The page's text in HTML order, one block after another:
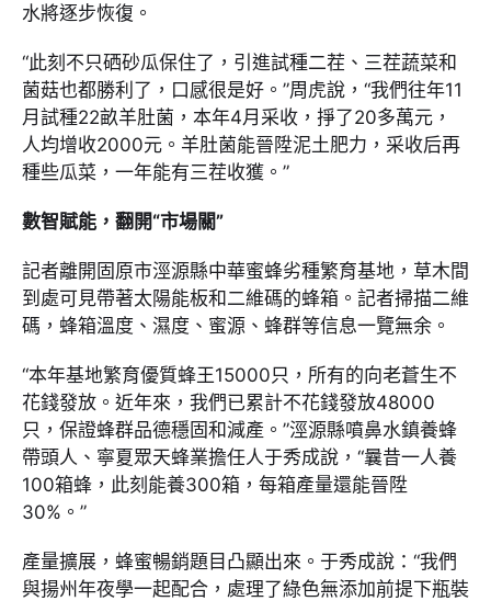
水將逐步恢復。
“此刻不只硒砂瓜保住了，引進試種二茬、三茬蔬菜和
菌菇也都勝利了，口感很是好。”周虎說，“我們往年11
月試種22畝羊肚菌，本年4月采收，掙了20多萬元，
人均增收2000元。羊肚菌能晉陞泥土肥力，采收后再
種些瓜菜，一年能有三茬收獲。”
數智賦能，翻開“市場關”
記者離開固原市涇源縣中華蜜蜂劣種繁育基地，草木間
到處可見帶著太陽能板和二維碼的蜂箱。記者掃描二維
碼，蜂箱溫度、濕度、蜜源、蜂群等信息一覽無余。
“本年基地繁育優質蜂王15000只，所有的向老蒼生不
花錢發放。近年來，我們已累計不花錢發放48000
只，保證蜂群品德穩固和減產。”涇源縣噴鼻水鎮養蜂
帶頭人、寧夏眾天蜂業擔任人于秀成說，“曩昔一人養
100箱蜂，此刻能養300箱，每箱產量還能晉陞
30%。”
產量擴展，蜂蜜暢銷題目凸顯出來。于秀成說：“我們
與揚州年夜學一起配合，處理了綠色無添加前提下瓶裝